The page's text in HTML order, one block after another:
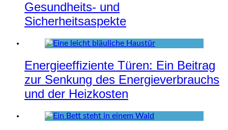
Gesundheits- und
Sicherheitsaspekte
Energieeffiziente Türen: Ein Beitrag
zur Senkung des Energieverbrauchs
und der Heizkosten